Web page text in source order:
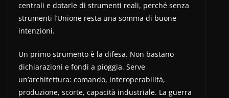
centrali e dotarle di strumenti reali, perché senza
strumenti l’Unione resta una somma di buone
intenzioni.
Un primo strumento è la difesa. Non bastano
dichiarazioni e fondi a pioggia. Serve
un’architettura: comando, interoperabilità,
produzione, scorte, capacità industriale. La guerra